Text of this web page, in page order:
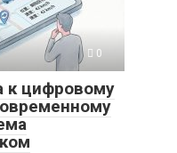
0
к цифровому